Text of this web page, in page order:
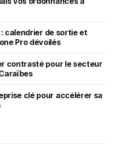
: calendrier de sortie et
Pro dévoilés
contrasté pour le secteur
clé pour accélérer sa